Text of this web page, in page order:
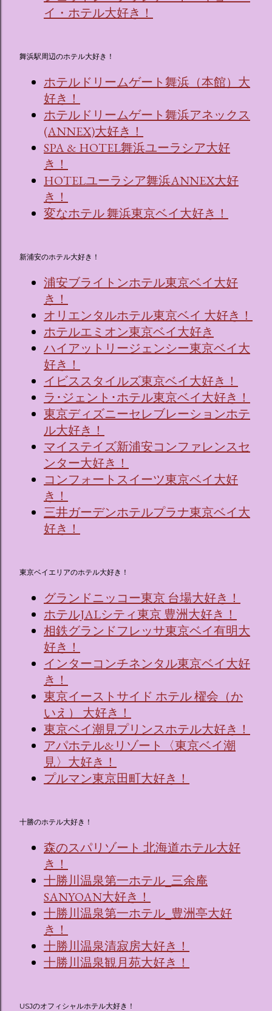
イ・ホテル大好き！
舞浜駅周辺のホテル大好き！
ホテルドリームゲート舞浜（本館）大
好き！
ホテルドリームゲート舞浜アネックス
(ANNEX)大好き！
SPA & HOTEL舞浜ユーラシア大好
き！
HOTELユーラシア舞浜ANNEX大好
き！
変なホテル 舞浜東京ベイ大好き！
新浦安のホテル大好き！
浦安ブライトンホテル東京ベイ大好
き！
オリエンタルホテル東京ベイ 大好き！
ホテルエミオン東京ベイ大好き
ハイアットリージェンシー東京ベイ大
好き！
イビススタイルズ東京ベイ大好き！
ラ･ジェント･ホテル東京ベイ大好き！
東京ディズニーセレブレーションホテ
ル大好き！
マイステイズ新浦安コンファレンスセ
ンター大好き！
コンフォートスイーツ東京ベイ大好
き！
三井ガーデンホテルプラナ東京ベイ大
好き！
東京ベイエリアのホテル大好き！
グランドニッコー東京 台場大好き！
ホテルJALシティ東京 豊洲大好き！
相鉄グランドフレッサ東京ベイ有明大
好き！
インターコンチネンタル東京ベイ大好
き！
東京イーストサイド ホテル 櫂会（か
いえ） 大好き！
東京ベイ潮見プリンスホテル大好き！
アパホテル&リゾート〈東京ベイ潮
見〉大好き！
プルマン東京田町大好き！
十勝のホテル大好き！
森のスパリゾート 北海道ホテル大好
き！
十勝川温泉第一ホテル_三余庵
SANYOAN大好き！
十勝川温泉第一ホテル_豊洲亭大好
き！
十勝川温泉清寂房大好き！
十勝川温泉観月苑大好き！
USJのオフィシャルホテル大好き！